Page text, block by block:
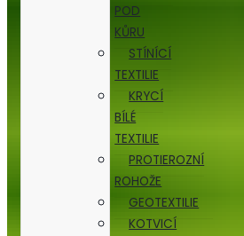
POD
KŮRU
STÍNÍCÍ
TEXTILIE
KRYCÍ
BÍLÉ
TEXTILIE
PROTIEROZNÍ
ROHOŽE
GEOTEXTILIE
KOTVICÍ